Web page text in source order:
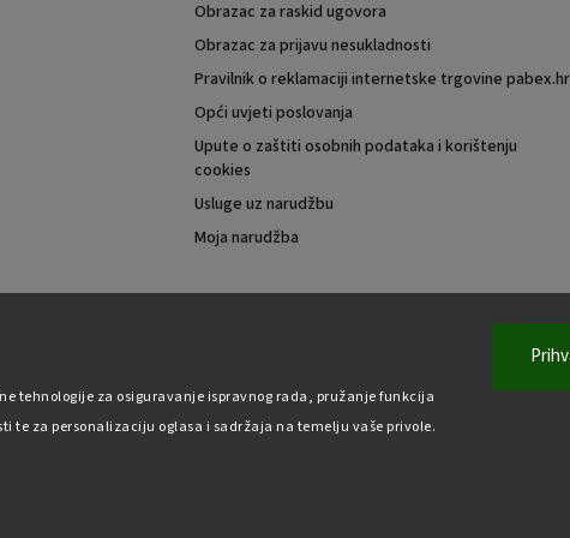
tehnologije za osiguravanje ispravnog rada, pružanje funkcija
te za personalizaciju oglasa i sadržaja na temelju vaše privole.
Obrazac za raskid ugovora
Obrazac za prijavu nesukladnosti
Pravilnik o reklamaciji internetske trgovine pabex.hr
Opći uvjeti poslovanja
Upute o zaštiti osobnih podataka i korištenju
cookies
Usluge uz narudžbu
Moja narudžba
Autorsko pravo 2026Pabex.hr. Sva prava pridržana.